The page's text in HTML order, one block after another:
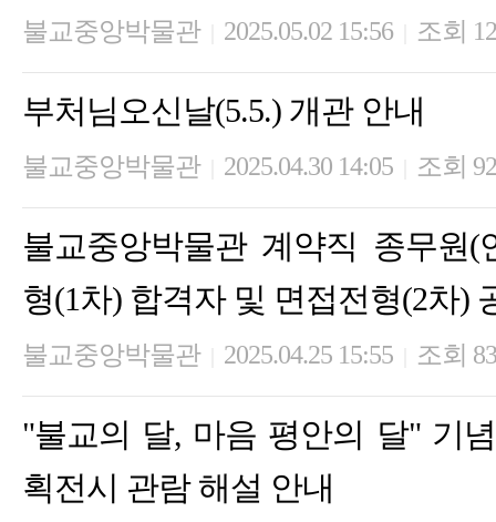
불교중앙박물관 2025.05.02 15:56 조회
부처님오신날(5.5.) 개관 안내
불교중앙박물관 2025.04.30 14:05 조회
불교중앙박물관 계약직 종무원(
형(1차) 합격자 및 면접전형(2차)
불교중앙박물관 2025.04.25 15:55 조회
"불교의 달, 마음 평안의 달" 기
획전시 관람 해설 안내